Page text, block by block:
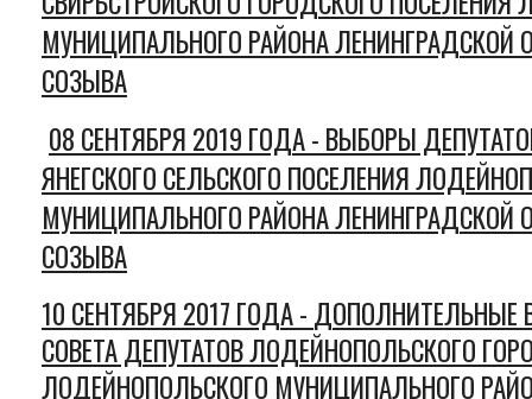
МУНИЦИПАЛЬНОГО РАЙОНА ЛЕНИНГРАДСКОЙ
СОЗЫВА
08 СЕНТЯБРЯ 2019 ГОДА - ВЫБОРЫ
ЯНЕГСКОГО СЕЛЬСКОГО ПОСЕЛЕНИЯ
МУНИЦИПАЛЬНОГО РАЙОНА ЛЕНИНГРАДСКОЙ
СОЗЫВА
10 СЕНТЯБРЯ 2017 ГОДА - ДОПОЛНИТЕЛЬНЫЕ
СОВЕТА ДЕПУТАТОВ ЛОДЕЙНОПОЛЬСКОГО
ЛОДЕЙНОПОЛЬСКОГО МУНИЦИПАЛЬНОГО